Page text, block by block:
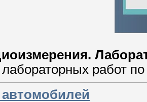
работ
автомобилей